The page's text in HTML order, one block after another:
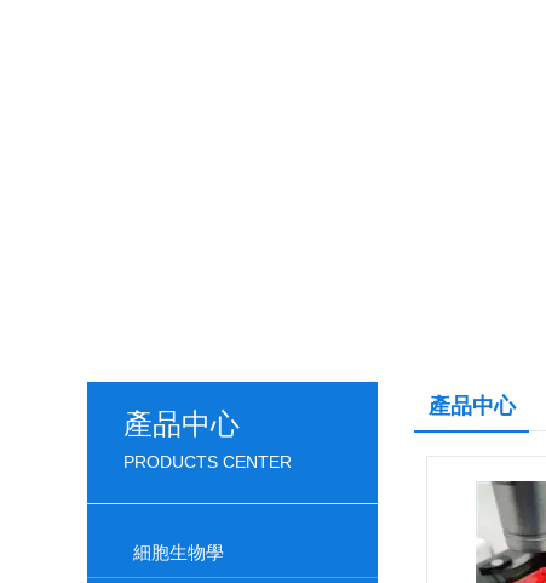
產品中心
PRODUCTS CENTER
細胞生物學
產品中心